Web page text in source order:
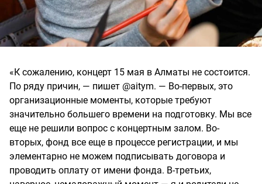
«К сожалению, концерт 15 мая в Алматы не состоится.
По ряду причин, — пишет @aitym. — Во-первых, это
организационные моменты, которые требуют
значительно большего времени на подготовку. Мы все
еще не решили вопрос с концертным залом. Во-
вторых, фонд все еще в процессе регистрации, и мы
элементарно не можем подписывать договора и
проводить оплату от имени фонда. В-третьих,